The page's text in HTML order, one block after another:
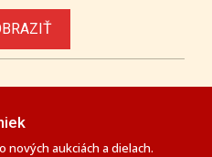
nových aukciách a dielach.